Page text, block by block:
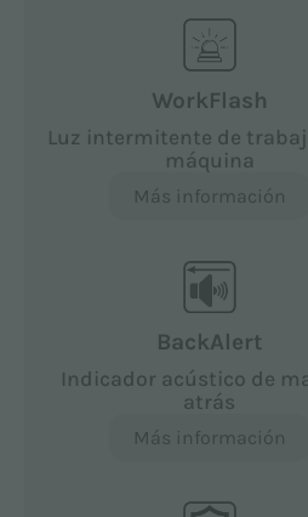
WorkFlash
Luz intermitente de
máquina
Más información
BackAlert
Indicador acústico de
atrás
Más información